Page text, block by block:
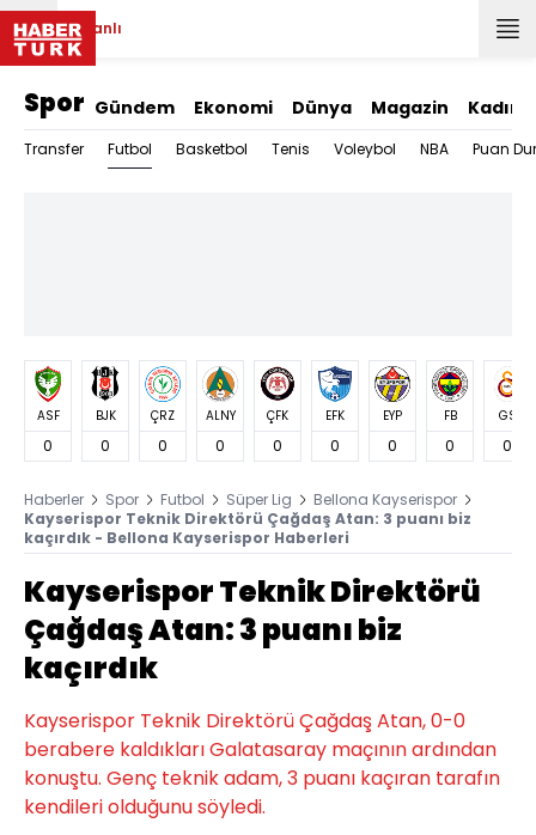
Canlı
Spor Gündem Ekonomi Dünya Magazin Kadın
Transfer Futbol Basketbol Tenis Voleybol NBA Puan
ASF
0
BJK
0
ÇRZ
0
ALNY
0
ÇFK
0
EFK
0
EYP
0
FB
0
GS
0
Haberler Spor Futbol Süper Lig
Bellona Kayserispor
Kayserispor Teknik Direktörü Çağdaş Atan: 3 puanı biz
kaçırdık - Bellona Kayserispor Haberleri
Kayserispor Teknik Direktörü
Çağdaş Atan: 3 puanı biz
kaçırdık
Kayserispor Teknik Direktörü Çağdaş Atan, 0-0
berabere kaldıkları Galatasaray maçının ardından
konuştu. Genç teknik adam, 3 puanı kaçıran tarafın
kendileri olduğunu söyledi.